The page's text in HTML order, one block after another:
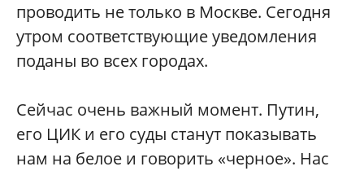
проводить не только в Москве. Сегодня
утром соответствующие уведомления
поданы во всех городах.
Сейчас очень важный момент. Путин,
его ЦИК и его суды станут показывать
нам на белое и говорить «черное». Нас